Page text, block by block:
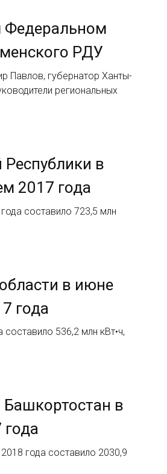
Федеральном
РДУ
Павлов, губернатор Ханты-
региональных
Республики в
2017 года
составило 723,5 млн
в июне
года
536,2 млн кВт•ч,
Башкортостан в
года составило 2030,9